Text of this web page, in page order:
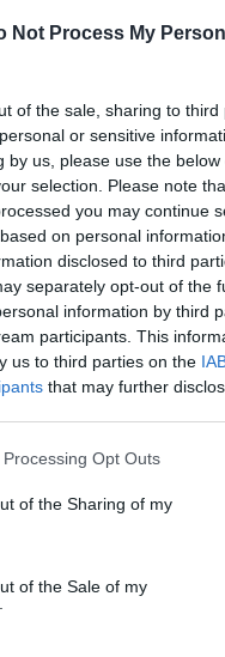
Not Process My
of the sale, sharing to third
or sensitive
by us, please use the below
selection. Please note
you may continue
on personal
disclosed to third
separately opt-out of the
information by third
participants. This
us to third parties on the
that may further
Opt Outs
of the Sharing of my
of the Sale of my